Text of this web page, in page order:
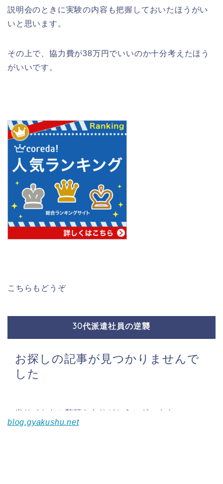
説明会のときに実験の内容も把握しておいたほうがい
いと思います。
その上で、協力費が38万円でいいのか十分考えたほう
がいいです。
こちらもどうぞ
blog.gyakushu.net